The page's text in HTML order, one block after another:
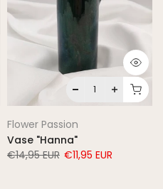
Flower Passion
Vase "Hanna"
€14,95 EUR €11,95 EUR